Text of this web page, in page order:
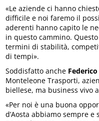
«Le aziende ci hanno
difficile e noi faremo il
aderenti hanno capito le
in questo cammino.
termini di stabilità,
di tempi».
Soddisfatto anche
Monteleone Trasporti,
biellese, ma business vivo
«Per noi è una buona
d’Aosta abbiamo sempre